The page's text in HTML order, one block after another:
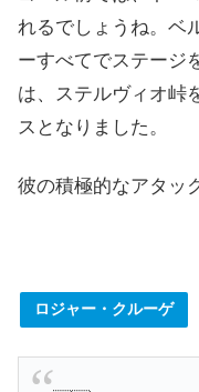
れるでしょうね。 ベ
ーすべてでステージ
は、ステルヴィオ峠
スとなりました。
彼の積極的なアタッ
ロジャー・クルーゲ